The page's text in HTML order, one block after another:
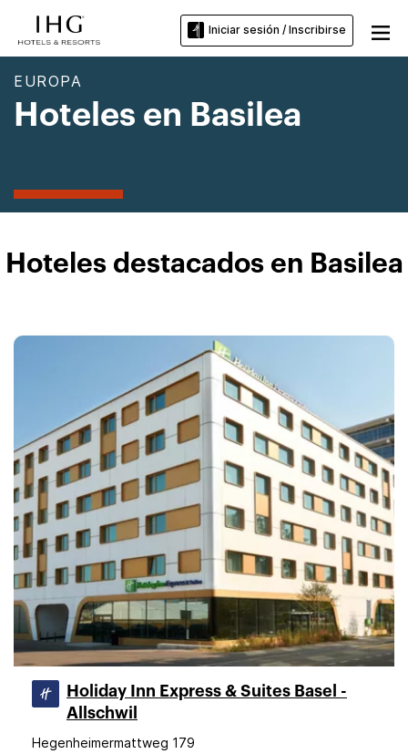
Iniciar sesión / Inscribirse
EUROPA
Hoteles en Basilea
Hoteles destacados en Basilea
Holiday Inn Express & Suites Basel -
Allschwil
Hegenheimermattweg 179